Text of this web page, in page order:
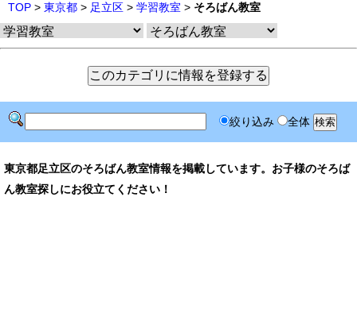
TOP > 東京都 > 足立区 > 学習教室 > そろばん教室
絞り込み 全体
東京都足立区のそろばん教室情報を掲載しています。お子様のそろば
ん教室探しにお役立てください！